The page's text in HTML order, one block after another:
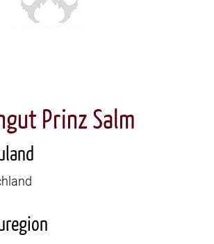
Prinz Salm